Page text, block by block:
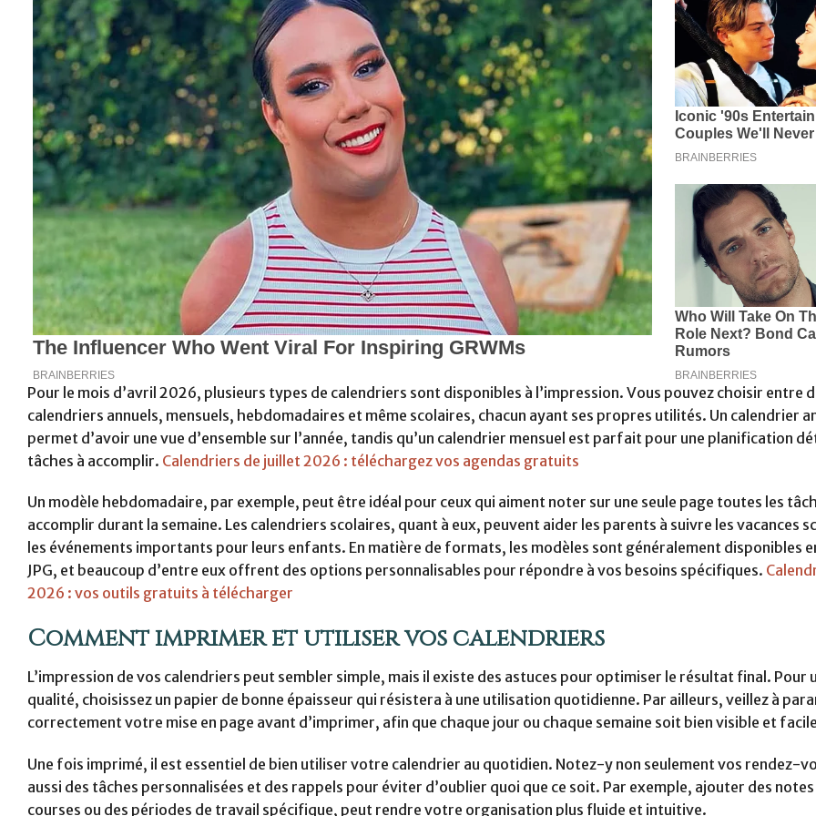
Pour le mois d’avril 2026, plusieurs types de calendriers sont disponibles à l’impression. Vous pouvez choisir entre
calendriers annuels, mensuels, hebdomadaires et même scolaires, chacun ayant ses propres utilités. Un calendrier
permet d’avoir une vue d’ensemble sur l’année, tandis qu’un calendrier mensuel est parfait pour une planification
tâches à accomplir. Calendriers de juillet 2026 : téléchargez vos agendas gratuits
Un modèle hebdomadaire, par exemple, peut être idéal pour ceux qui aiment noter sur une seule page toutes les
accomplir durant la semaine. Les calendriers scolaires, quant à eux, peuvent aider les parents à suivre les vacances
les événements importants pour leurs enfants. En matière de formats, les modèles sont généralement disponibles
JPG, et beaucoup d’entre eux offrent des options personnalisables pour répondre à vos besoins spécifiques.
2026 : vos outils gratuits à télécharger
Comment imprimer et utiliser vos calendriers
L’impression de vos calendriers peut sembler simple, mais il existe des astuces pour optimiser le résultat final. Pour
qualité, choisissez un papier de bonne épaisseur qui résistera à une utilisation quotidienne. Par ailleurs, veillez à
correctement votre mise en page avant d’imprimer, afin que chaque jour ou chaque semaine soit bien visible et
Une fois imprimé, il est essentiel de bien utiliser votre calendrier au quotidien. Notez-y non seulement vos rendez-
aussi des tâches personnalisées et des rappels pour éviter d’oublier quoi que ce soit. Par exemple, ajouter des
courses ou des périodes de travail spécifique, peut rendre votre organisation plus fluide et intuitive.